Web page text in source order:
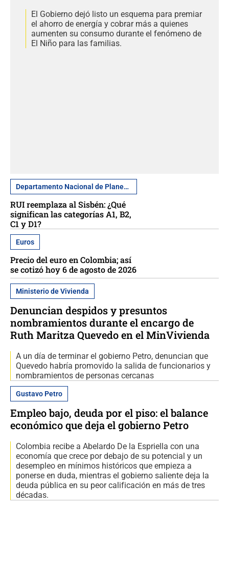
El Gobierno dejó listo un esquema para premiar
el ahorro de energía y cobrar más a quienes
aumenten su consumo durante el fenómeno de
El Niño para las familias.
Departamento Nacional de Planeación
RUI reemplaza al Sisbén: ¿Qué
significan las categorías A1, B2,
C1 y D1?
Euros
Precio del euro en Colombia; así
se cotizó hoy 6 de agosto de 2026
Ministerio de Vivienda
Denuncian despidos y presuntos
nombramientos durante el encargo de
Ruth Maritza Quevedo en el MinVivienda
A un día de terminar el gobierno Petro, denuncian que
Quevedo habría promovido la salida de funcionarios y
nombramientos de personas cercanas
Gustavo Petro
Empleo bajo, deuda por el piso: el balance
económico que deja el gobierno Petro
Colombia recibe a Abelardo De la Espriella con una
economía que crece por debajo de su potencial y un
desempleo en mínimos históricos que empieza a
ponerse en duda, mientras el gobierno saliente deja la
deuda pública en su peor calificación en más de tres
décadas.